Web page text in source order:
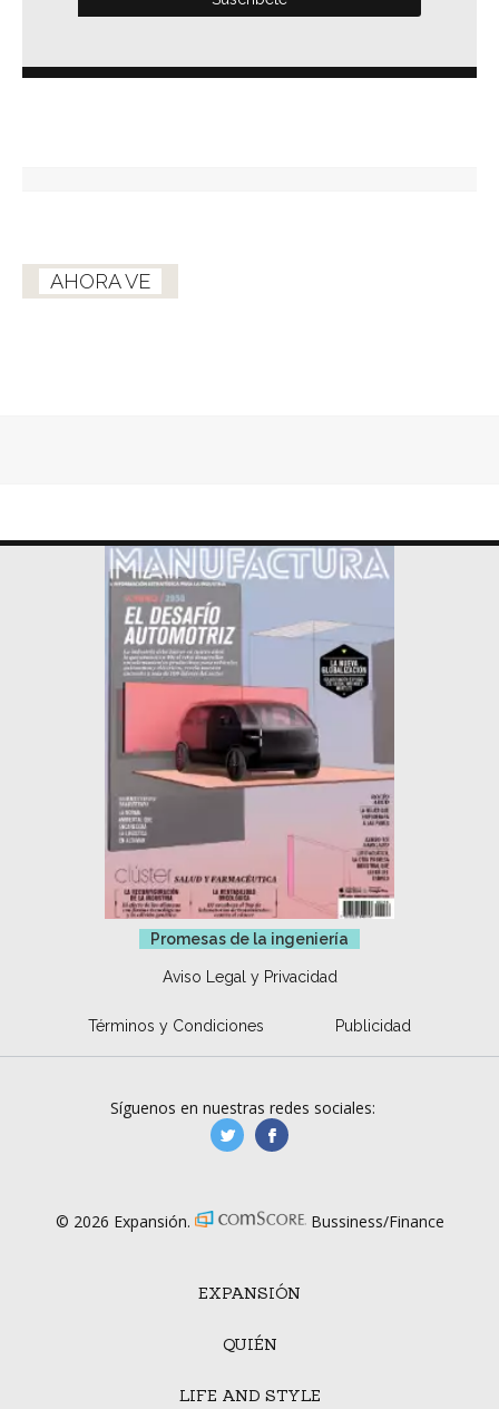
AHORA VE
Promesas de la ingeniería
Aviso Legal y Privacidad
Términos y Condiciones Publicidad
EXPANSIÓN
QUIÉN
LIFE AND STYLE
Síguenos en nuestras redes sociales:
manufacturaGE
© 2026 Expansión. Bussiness/Finance